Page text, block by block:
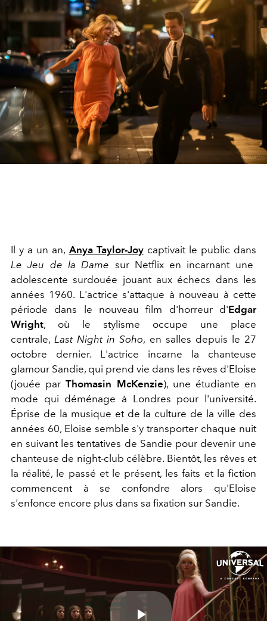
Il y a un an, Anya Taylor-Joycaptivait le public dans
Le Jeu de la Dame sur Netflix en incarnant une
adolescente surdouée jouant aux échecs dans les
années 1960. L'actrice s'attaque à nouveau à cette
période dans le nouveau film d'horreur d'Edgar
Wright, où le stylisme occupe une place
centrale,Last Night in Soho, en salles depuis le 27
octobre dernier. L'actrice incarne la chanteuse
glamour Sandie, qui prend vie dans les rêves d'Eloise
(jouée parThomasin McKenzie), une étudiante en
mode qui déménage à Londres pour l'université.
Éprise de la musique et de la culture de la ville des
années 60, Eloise semble s'y transporter chaque nuit
en suivant les tentatives de Sandie pour devenir une
chanteuse de night-club célèbre. Bientôt, les rêves et
la réalité, le passé et le présent, les faits et la fiction
commencent à se confondre alors qu'Eloise
s'enfonce encore plus dans sa fixation sur Sandie.